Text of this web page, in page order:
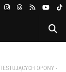
OPONY -